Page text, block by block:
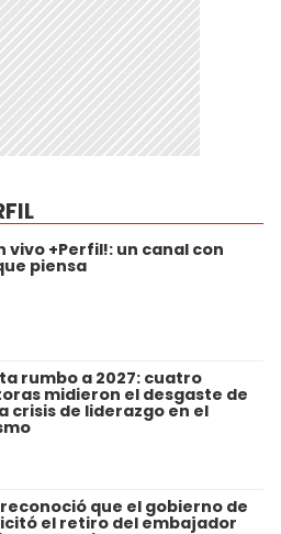
vivo +Perfil!: un canal con
piensa
rumbo a 2027: cuatro
midieron el desgaste de
crisis de liderazgo en el
que el gobierno de
el retiro del embajador